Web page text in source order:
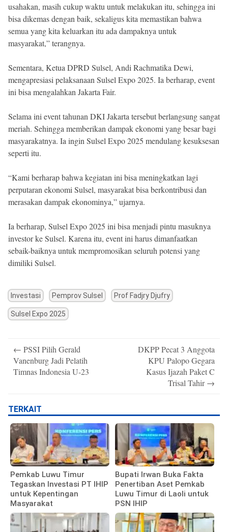
usahakan, masih cukup waktu untuk melakukan itu, sehingga ini
bisa dikemas dengan baik, sekaligus kita memastikan bahwa
semua yang kita keluarkan itu ada dampaknya untuk
masyarakat,” terangnya.
Sementara, Ketua DPRD Sulsel, Andi Rachmatika Dewi,
mengapresiasi pelaksanaan Sulsel Expo 2025. Ia berharap, event
ini bisa mengalahkan Jakarta Fair.
Selama ini event tahunan DKI Jakarta tersebut berlangsung sangat
meriah. Sehingga memberikan dampak ekonomi yang besar bagi
masyarakatnya. Ia ingin Sulsel Expo 2025 mendulang kesuksesan
seperti itu.
“Kami berharap bahwa kegiatan ini bisa meningkatkan lagi
perputaran ekonomi Sulsel, masyarakat bisa berkontribusi dan
merasakan dampak ekonominya,” ujarnya.
Ia berharap, Sulsel Expo 2025 ini bisa menjadi pintu masuknya
investor ke Sulsel. Karena itu, event ini harus dimanfaatkan
sebaik-baiknya untuk mempromosikan seluruh potensi yang
dimiliki Sulsel.
Investasi Pemprov Sulsel Prof Fadjry Djufry
Sulsel Expo 2025
navigation
← PSSI Pilih Gerald
Vanenburg Jadi Pelatih
Timnas Indonesia U-23
DKPP Pecat 3 Anggota
KPU Palopo Gegara
Kasus Ijazah Paket C
Trisal Tahir→
TERKAIT
Pemkab Luwu Timur
Tegaskan Investasi PT IHIP
untuk Kepentingan
Masyarakat
Bupati Irwan Buka Fakta
Penertiban Aset Pemkab
Luwu Timur di Laoli untuk
PSN IHIP